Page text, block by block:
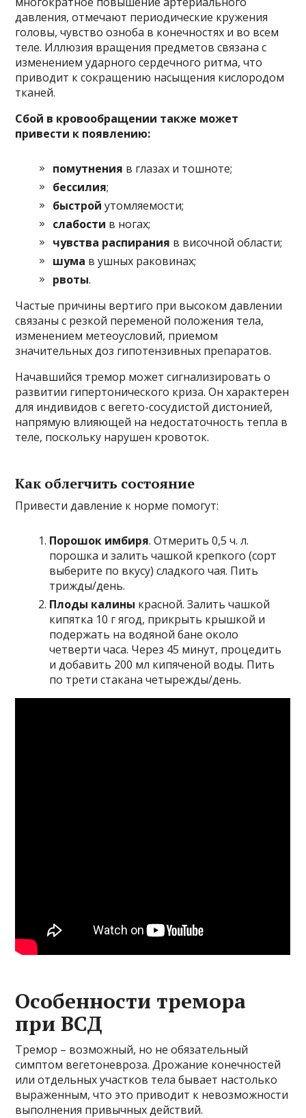
давления, отмечают периодические кружения
головы, чувство озноба в конечностях и во всем
теле. Иллюзия вращения предметов связана с
изменением ударного сердечного ритма, что
приводит к сокращению насыщения кислородом
тканей.
Сбой в кровообращении также может
привести к появлению:
помутнения в глазах и тошноте;
бессилия;
быстрой утомляемости;
слабости в ногах;
чувства распирания в височной области;
шума в ушных раковинах;
рвоты.
Частые причины вертиго при высоком давлении
связаны с резкой переменой положения тела,
изменением метеоусловий, приемом
значительных доз гипотензивных препаратов.
Начавшийся тремор может сигнализировать о
развитии гипертонического криза. Он характерен
для индивидов с вегето-сосудистой дистонией,
напрямую влияющей на недостаточность тепла в
теле, поскольку нарушен кровоток.
Как облегчить состояние
Привести давление к норме помогут:
Порошок имбиря. Отмерить 0,5 ч. л.
порошка и залить чашкой крепкого (сорт
выберите по вкусу) сладкого чая. Пить
трижды/день.
Плоды калины красной. Залить чашкой
кипятка 10 г ягод, прикрыть крышкой и
подержать на водяной бане около
четверти часа. Через 45 минут, процедить
и добавить 200 мл кипяченой воды. Пить
по трети стакана четырежды/день.
Особенности тремора
при ВСД
Тремор – возможный, но не обязательный
симптом вегетоневроза. Дрожание конечностей
или отдельных участков тела бывает настолько
выраженным, что это приводит к невозможности
выполнения привычных действий.